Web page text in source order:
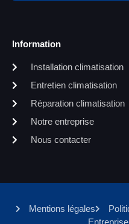
Information
Installation climatisation
Entretien climatisation
Réparation climatisation
Notre entreprise
Nous contacter
Mentions légales